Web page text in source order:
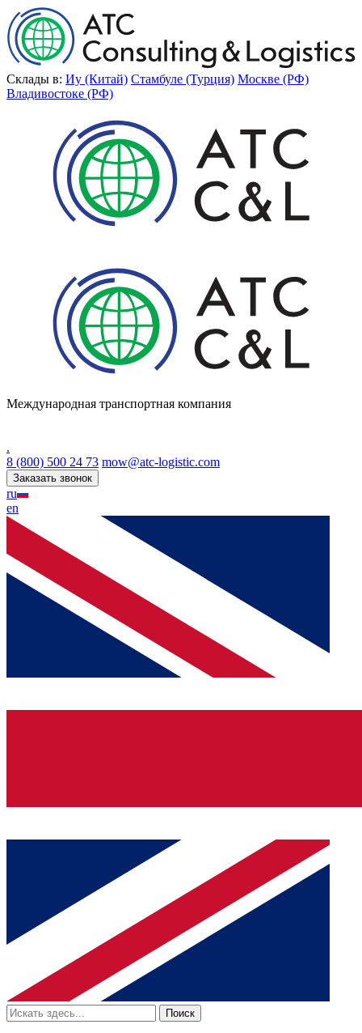
Склады в: Иу (Китай) Стамбуле (Турция) Москве (РФ)
Владивостоке (РФ)
Международная транспортная компания
.
8 (800) 500 24 73 mow@atc-logistic.com
Заказать звонок
ru
en
Поиск